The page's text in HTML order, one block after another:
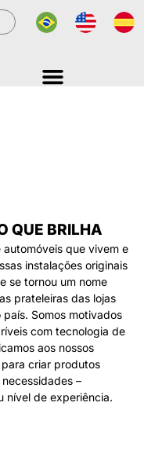
QUE BRILHA
que vivem e
instalações originais
se tornou um nome
prateleiras das lojas
Somos motivados
com tecnologia de
aos nossos
criar produtos
–
nível de experiência.